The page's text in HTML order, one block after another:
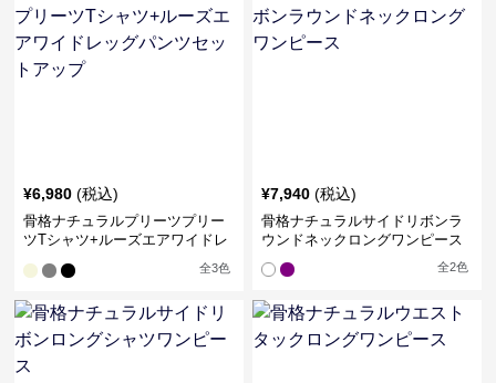
¥6,980 (税込)
骨格ナチュラルプリーツプリー
ツTシャツ+ルーズエアワイドレ
全3色
¥7,940 (税込)
骨格ナチュラルサイドリボンラ
ウンドネックロングワンピース
全2色